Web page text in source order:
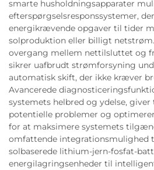
smarte husholdningsapparater
efterspørgselsresponssystemer,
energikrævende opgaver til tider
solproduktion eller billigt
overgang mellem nettilsluttet og
sikrer uafbrudt strømforsyning
automatisk skift, der ikke kræver
Avancerede
systemets helbred og ydelse,
potentielle problemer og
for at maksimere systemets
omfattende integrationsmulighed
solbaserede lithium-jern-fosfat-
energilagringsenheder til